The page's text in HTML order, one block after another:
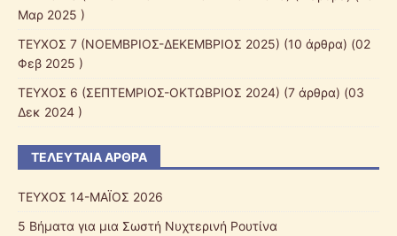
Μαρ 2025 )
ΤΕΥΧΟΣ 7 (ΝΟΕΜΒΡΙΟΣ-ΔΕΚΕΜΒΡΙΟΣ 2025) (10 άρθρα) (02
Φεβ 2025 )
ΤΕΥΧΟΣ 6 (ΣΕΠΤΕΜΡΙΟΣ-ΟΚΤΩΒΡΙΟΣ 2024) (7 άρθρα) (03
Δεκ 2024 )
ΤΕΛΕΥΤΑΊΑ ΆΡΘΡΑ
ΤΕΥΧΟΣ 14-ΜΑΪΟΣ 2026
5 Βήματα για μια Σωστή Νυχτερινή Ρουτίνα